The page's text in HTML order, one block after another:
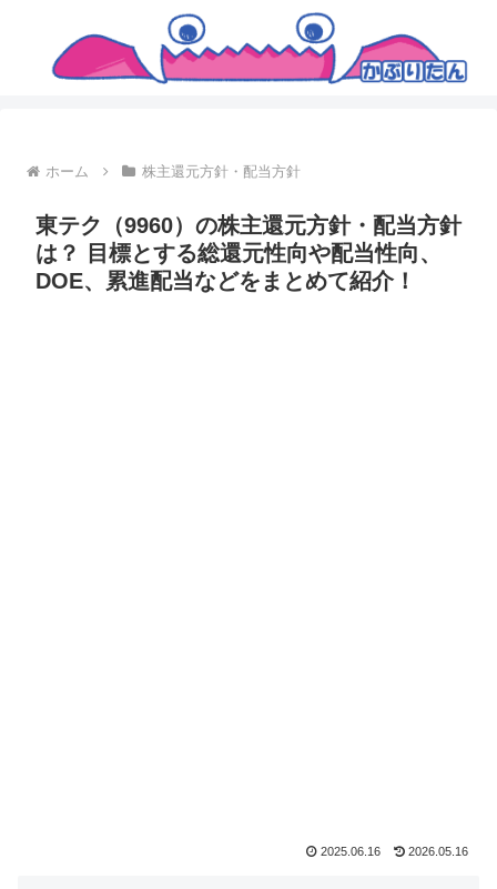
ホーム 株主還元方針・配当方針
東テク（9960）の株主還元方針・配当方針
は？ 目標とする総還元性向や配当性向、
DOE、累進配当などをまとめて紹介！
2025.06.16 2026.05.16